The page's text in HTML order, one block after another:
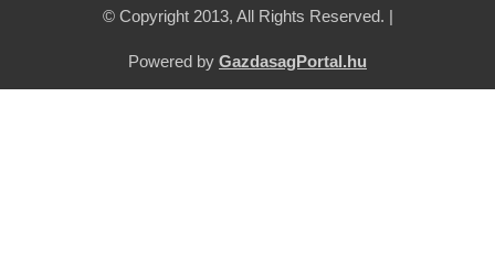
© Copyright 2013, All Rights Reserved. |
Powered by GazdasagPortal.hu